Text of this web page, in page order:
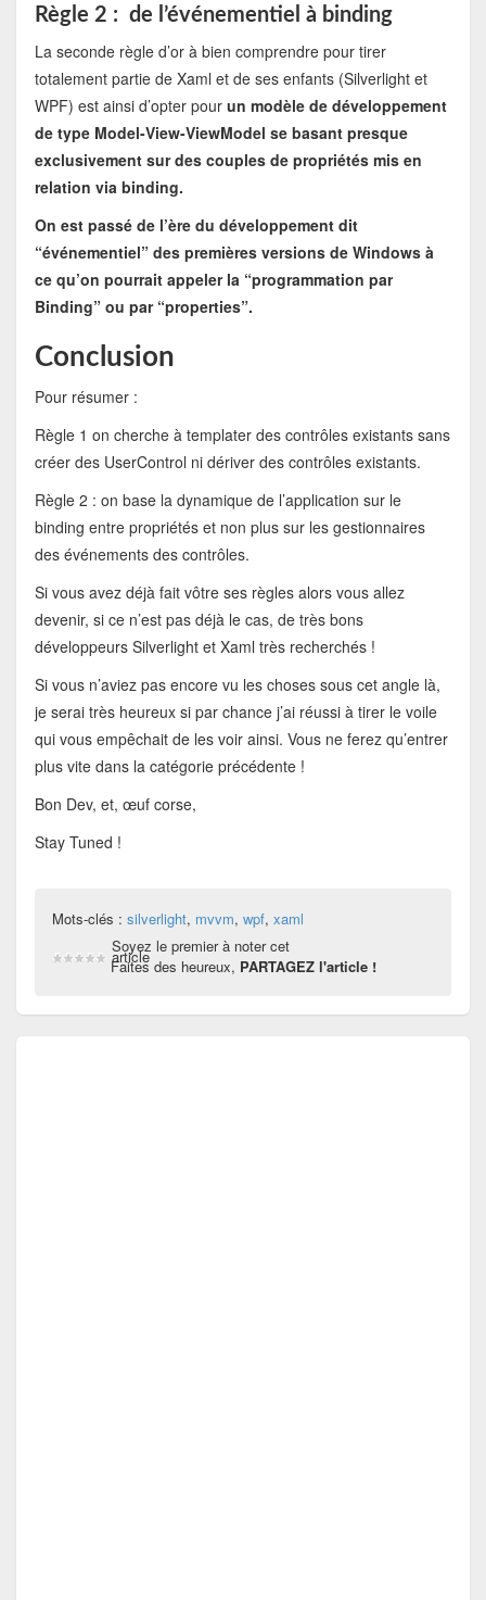
Règle 2 : de l’événementiel à binding
La seconde règle d’or à bien comprendre pour tirer
totalement partie de Xaml et de ses enfants (Silverlight et
WPF) est ainsi d’opter pourun modèle de développement
de type Model-View-ViewModel se basant presque
exclusivement sur des couples de propriétés mis en
relation via binding.
On est passé de l’ère du développement dit
“événementiel” des premières versions de Windows à
ce qu’on pourrait appeler la “programmation par
Binding” ou par “properties”.
Conclusion
Pour résumer :
Règle 1 on cherche à templater des contrôles existants sans
créer des UserControl ni dériver des contrôles existants.
Règle 2 : on base la dynamique de l’application sur le
binding entre propriétés et non plus sur les gestionnaires
des événements des contrôles.
Si vous avez déjà fait vôtre ses règles alors vous allez
devenir, si ce n’est pas déjà le cas, de très bons
développeurs Silverlight et Xaml très recherchés !
Si vous n’aviez pas encore vu les choses sous cet angle là,
je serai très heureux si par chance j’ai réussi à tirer le voile
qui vous empêchait de les voir ainsi. Vous ne ferez qu’entrer
plus vite dans la catégorie précédente !
Bon Dev, et, œuf corse,
Stay Tuned !
Mots-clés : silverlight, mvvm, wpf, xaml
Soyez le premier à noter cet
article
Faites des heureux, PARTAGEZ l'article !